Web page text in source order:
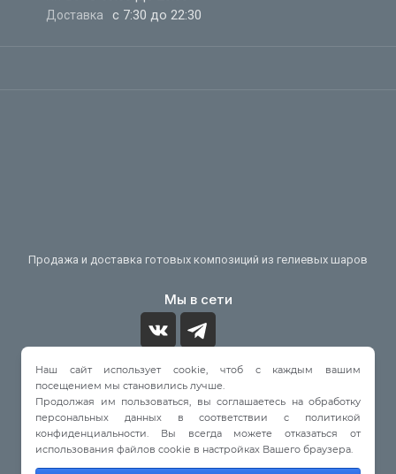
Доставка с 7:30 до 22:30
Продажа и доставка готовых композиций из гелиевых шаров
Мы в сети
Принимаем к оплате
Наш сайт использует cookie, чтоб с каждым вашим
посещением мы становились лучше.
Продолжая им пользоваться, вы соглашаетесь на обработку
персональных данных в соответствии с политикой
конфиденциальности. Вы всегда можете отказаться от
использования файлов cookie в настройках Вашего браузера.